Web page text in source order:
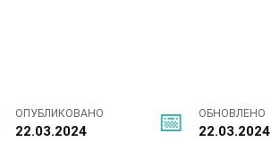
ОПУБЛИКОВАНО
22.03.2024
ОБНОВЛЕНО
22.03.2024